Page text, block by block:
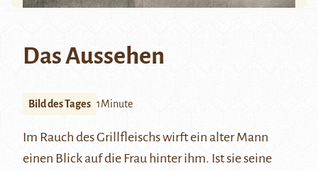
Das Aussehen
Bild des Tages 1Minute
Im Rauch des Grillfleischs wirft ein alter Mann
einen Blick auf die Frau hinter ihm. Ist sie seine